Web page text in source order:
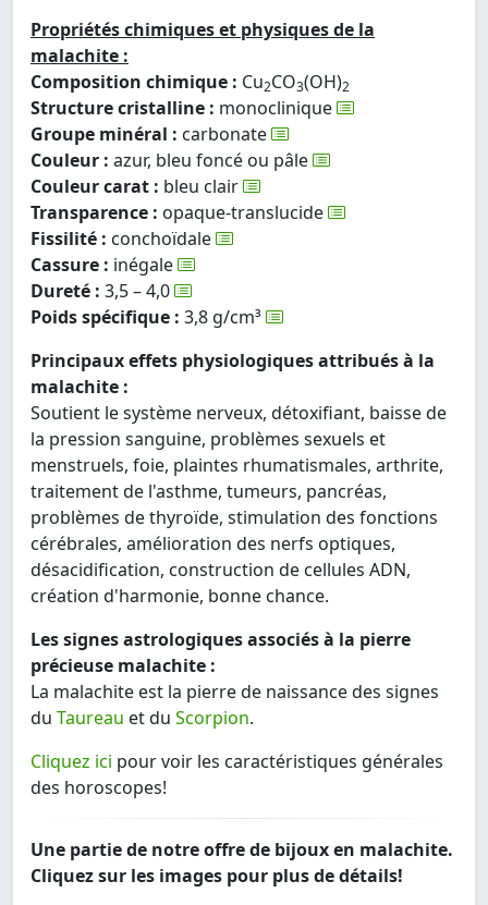
Propriétés chimiques et physiques de la
malachite :
Composition chimique : Cu2CO3(OH)2
Structure cristalline : monoclinique
Groupe minéral : carbonate
Couleur : azur, bleu foncé ou pâle
Couleur carat : bleu clair
Transparence : opaque-translucide
Fissilité : conchoïdale
Cassure : inégale
Dureté : 3,5 – 4,0
Poids spécifique : 3,8 g/cm³
Principaux effets physiologiques attribués à la
malachite :
Soutient le système nerveux, détoxifiant, baisse de
la pression sanguine, problèmes sexuels et
menstruels, foie, plaintes rhumatismales, arthrite,
traitement de l'asthme, tumeurs, pancréas,
problèmes de thyroïde, stimulation des fonctions
cérébrales, amélioration des nerfs optiques,
désacidification, construction de cellules ADN,
création d'harmonie, bonne chance.
Les signes astrologiques associés à la pierre
précieuse malachite :
La malachite est la pierre de naissance des signes
du Taureau et du Scorpion.
Cliquez ici pour voir les caractéristiques générales
des horoscopes!
Une partie de notre offre de bijoux en malachite.
Cliquez sur les images pour plus de détails!